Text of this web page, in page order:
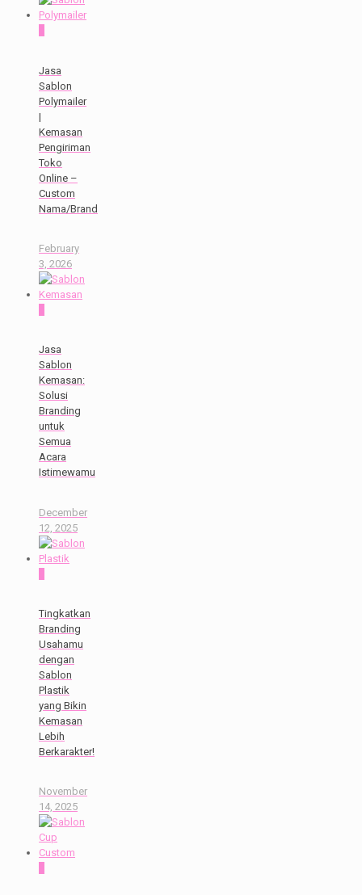
Jasa
Sablon
Polymailer
|
Kemasan
Pengiriman
Toko
Online –
Custom
Nama/Brand
February
3, 2026
Jasa
Sablon
Kemasan:
Solusi
Branding
untuk
Semua
Acara
Istimewamu
December
12, 2025
Tingkatkan
Branding
Usahamu
dengan
Sablon
Plastik
yang Bikin
Kemasan
Lebih
Berkarakter!
November
14, 2025